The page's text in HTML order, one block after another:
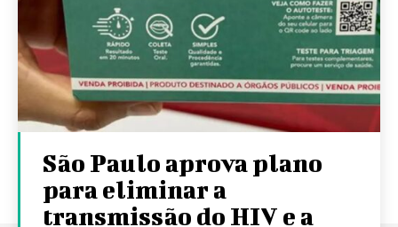
São Paulo aprova plano
para eliminar a
transmissão do HIV e a